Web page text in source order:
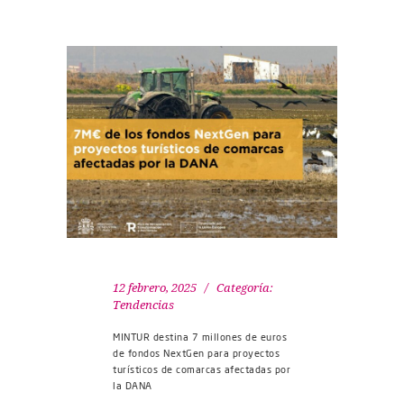
12 febrero, 2025
Categoría:
Tendencias
MINTUR destina 7 millones de euros
de fondos NextGen para proyectos
turísticos de comarcas afectadas por
la DANA